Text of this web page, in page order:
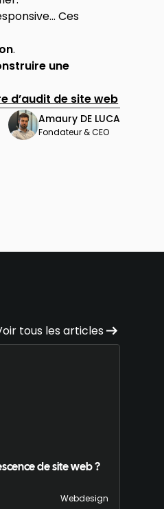
Ces
.
une
d’audit de site web
Amaury DE LUCA
Fondateur & CEO
tous les articles
de site web ?
Webdesign